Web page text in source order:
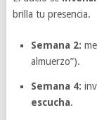
brilla tu presencia.
Semana 2:
almuerzo”).
Semana 4:
escucha.